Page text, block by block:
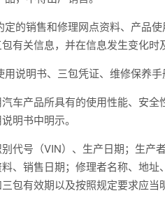
的销售和修理网点资料、产品
有关信息，并在信息发生变化时
说明书、三包凭证、维修保养手
车产品所具有的使用性能、安全
明书中明示。
代号（VIN）、生产日期；生产
、销售日期；修理者名称、地址
包有效期以及按照规定要求应当